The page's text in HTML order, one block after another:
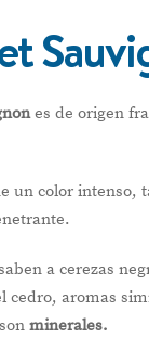
es de origen
un color intenso,
a cerezas
cedro, aromas
minerales.